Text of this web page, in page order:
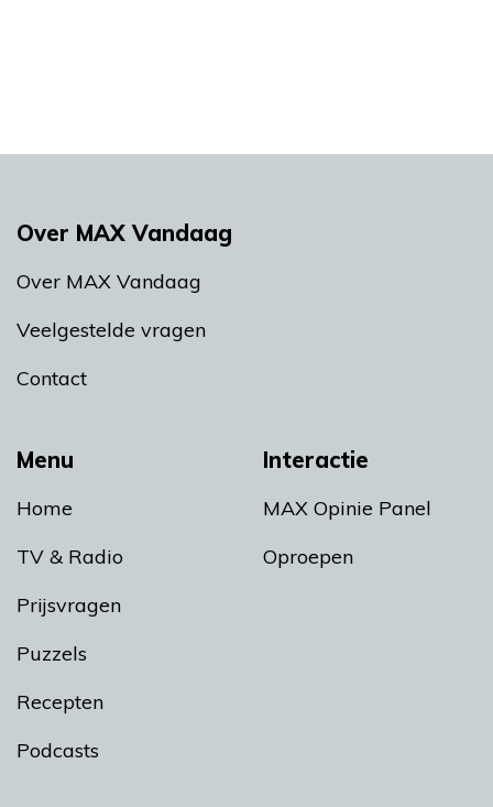
Menu
Home
TV & Radio
Prijsvragen
Puzzels
Recepten
Podcasts
Interactie
MAX Opinie Panel
Oproepen
Over MAX Vandaag
Over MAX Vandaag
Veelgestelde vragen
Contact